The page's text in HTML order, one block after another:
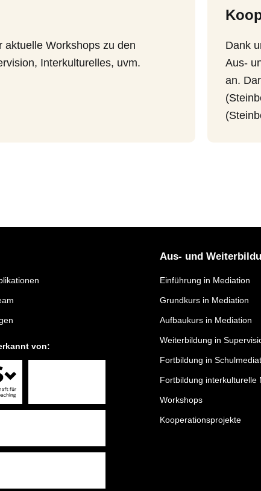
aktuelle Workshops zu den
Interkulturelles, uvm.
Dank
Aus-
an.
von:
Aus- und
Einführung in Mediation
Grundkurs in Mediation
Aufbaukurs in Mediation
Weiterbildung in
Fortbildung in
Fortbildung interkulturelle
Workshops
Kooperationsprojekte